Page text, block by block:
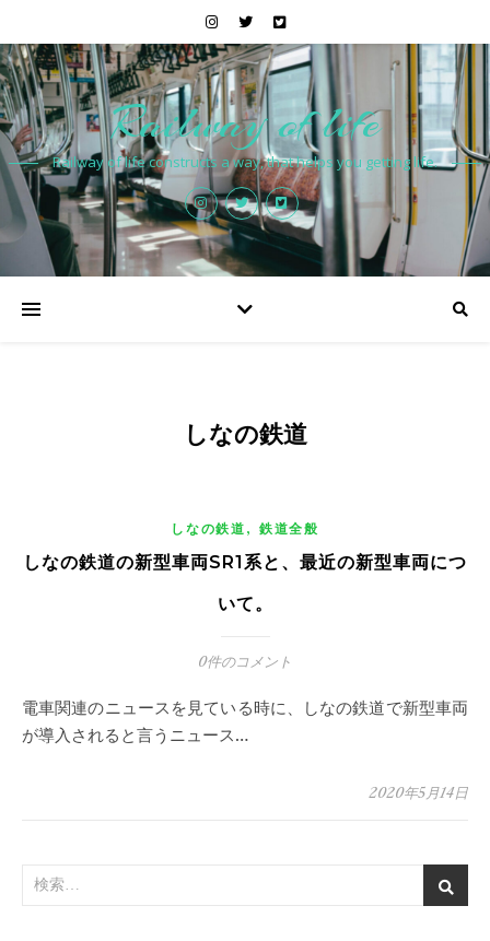
Railway of life
Railway of life constructs a way, that helps you getting life.
しなの鉄道
しなの鉄道 , 鉄道全般
しなの鉄道の新型車両SR1系と、最近の新型車両につ
いて。
0件のコメント
電車関連のニュースを見ている時に、しなの鉄道で新型車両
が導入されると言うニュース…
2020年5月14日